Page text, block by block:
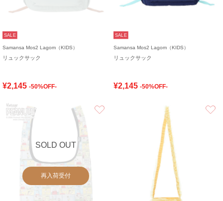
SALE
Samansa Mos2 Lagom（KIDS）
リュックサック
¥2,145 -50%OFF-
SALE
Samansa Mos2 Lagom（KIDS）
リュックサック
¥2,145 -50%OFF-
SOLD OUT
再入荷受付